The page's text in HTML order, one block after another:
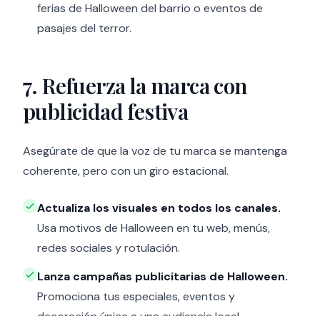
ferias de Halloween del barrio o eventos de
pasajes del terror.
7. Refuerza la marca con
publicidad festiva
Asegúrate de que la voz de tu marca se mantenga
coherente, pero con un giro estacional.
Actualiza los visuales en todos los canales.
Usa motivos de Halloween en tu web, menús,
redes sociales y rotulación.
Lanza campañas publicitarias de Halloween.
Promociona tus especiales, eventos y